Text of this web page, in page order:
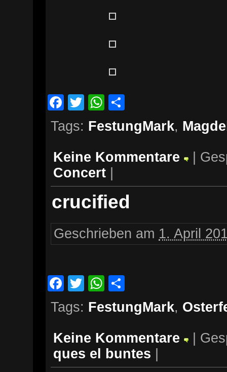
Facebook
TwitterWhatsApp
Tags: FestungMark,
Keine Kommentare
|
Concert
crucified
Geschrieben am 1. April
Facebook
TwitterWhatsApp
Tags: FestungMark,
Keine Kommentare
|
ques el buntes